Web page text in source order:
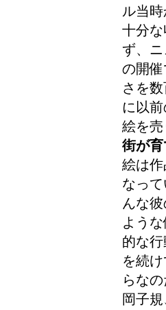
ル当
十分
ず、
の開
さを
に以
絵を売
街が
絵は
なっ
んな
よう
的な
を続
らな
岡子